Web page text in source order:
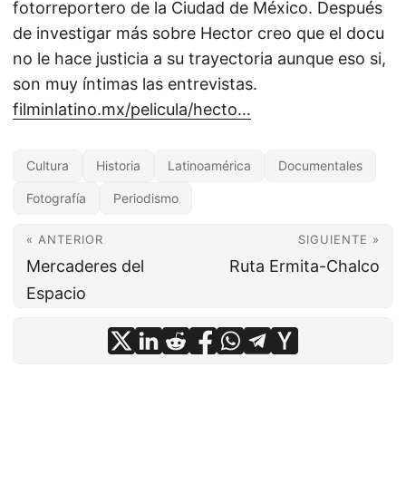
fotorreportero de la Ciudad de México. Después
de investigar más sobre Hector creo que el docu
no le hace justicia a su trayectoria aunque eso si,
son muy íntimas las entrevistas.
filminlatino.mx/pelicula/hecto…
Cultura Historia Latinoamérica Documentales
Fotografía Periodismo
« ANTERIOR
Mercaderes del
Espacio
SIGUIENTE »
Ruta Ermita-Chalco